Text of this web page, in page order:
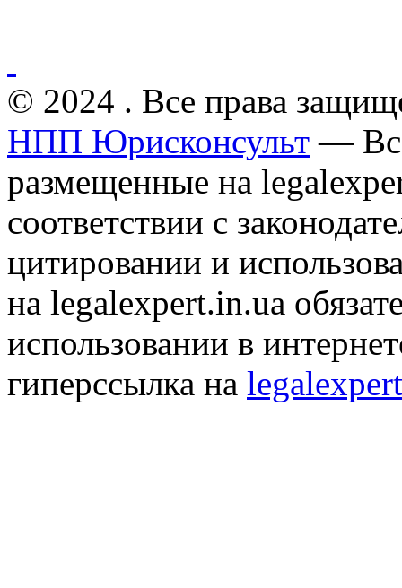
© 2024 . Все права
НПП Юрисконсульт —
размещенные на
соответствии с
цитировании и
на legalexpert.in.ua
использовании в
гиперссылка на